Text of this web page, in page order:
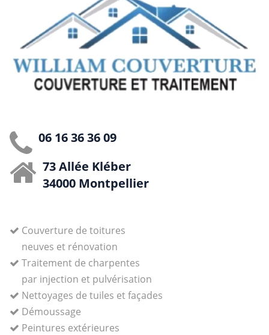
06 16 36 36 09
73 Allée Kléber
34000 Montpellier
Couverture de toitures
neuves et rénovation
Traitement de charpentes
par injection et pulvérisation
Nettoyages de tuiles et façades
Démoussage
Peintures extérieures